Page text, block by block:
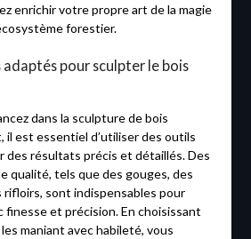
enrichir votre propre art de la magie
forestier.
pour sculpter le bois
dans la sculpture de bois
il est essentiel d’utiliser des outils
des résultats précis et détaillés. Des
qualité, tels que des gouges, des
rifloirs, sont indispensables pour
finesse et précision. En choisissant
maniant avec habileté, vous